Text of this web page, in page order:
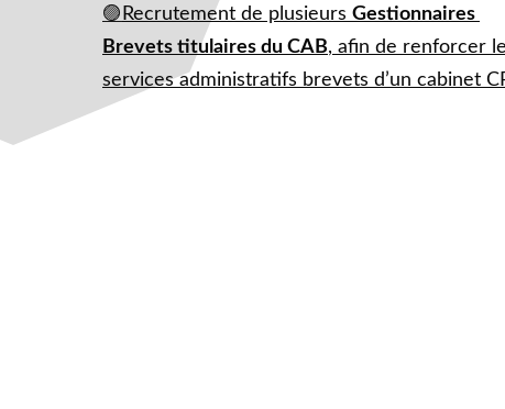
🟣 Recrutement de plusieurs Gestionnaires
Brevets titulaires du CAB, afin de renforcer
services administratifs brevets d’un cabinet